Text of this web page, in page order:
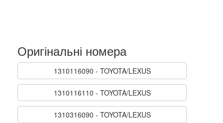
Оригінальні номера
1310116090 - TOYOTA/LEXUS
1310116110 - TOYOTA/LEXUS
1310316090 - TOYOTA/LEXUS